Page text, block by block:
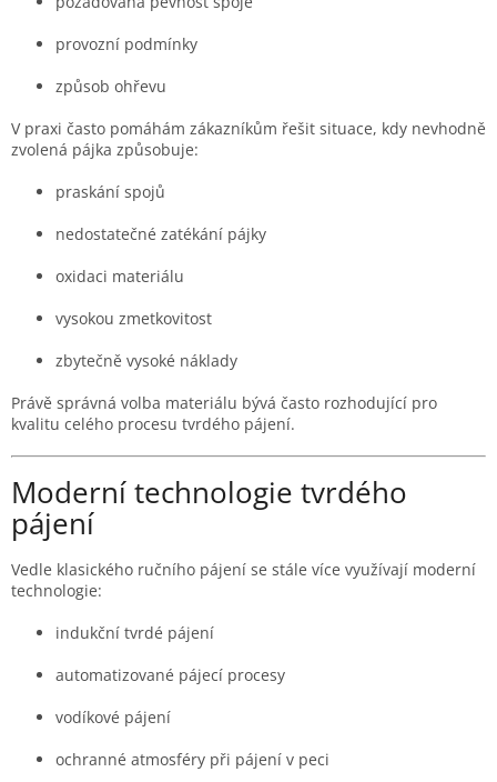
provozní podmínky
způsob ohřevu
V praxi často pomáhám zákazníkům řešit situace, kdy nevhodně
zvolená pájka způsobuje:
praskání spojů
nedostatečné zatékání pájky
oxidaci materiálu
vysokou zmetkovitost
zbytečně vysoké náklady
Právě správná volba materiálu bývá často rozhodující pro
kvalitu celého procesu tvrdého pájení.
Moderní technologie tvrdého
pájení
Vedle klasického ručního pájení se stále více využívají moderní
technologie:
indukční tvrdé pájení
automatizované pájecí procesy
vodíkové pájení
ochranné atmosféry při pájení v peci